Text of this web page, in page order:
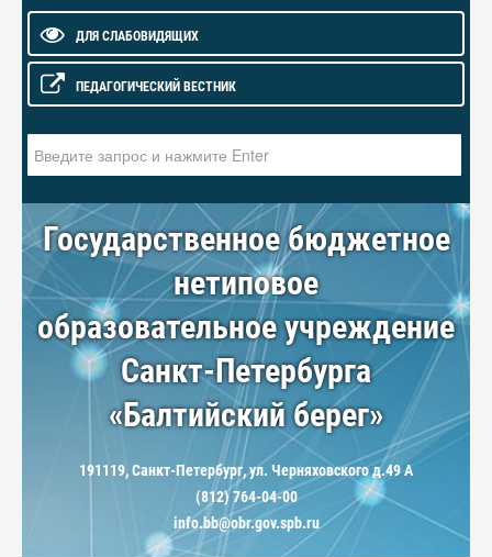
ДЛЯ СЛАБОВИДЯЩИХ
ПЕДАГОГИЧЕСКИЙ ВЕСТНИК
Государственное бюджетное
нетиповое
образовательное учреждение
Санкт-Петербурга
«Балтийский берег»
191119, Санкт-Петербург, ул. Черняховского д.49 А
(812) 764-04-00
info.bb@obr.gov.spb.ru